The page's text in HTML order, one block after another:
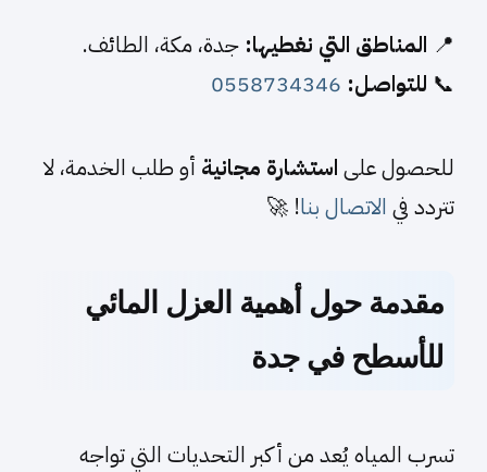
📍 المناطق التي نغطيها: جدة، مكة، الطائف.
📞 للتواصل: 0558734346
للحصول على استشارة مجانية أو طلب الخدمة، لا
تتردد في الاتصال بنا! 🚀
مقدمة حول أهمية العزل المائي
للأسطح في جدة
تسرب المياه يُعد من أكبر التحديات التي تواجه